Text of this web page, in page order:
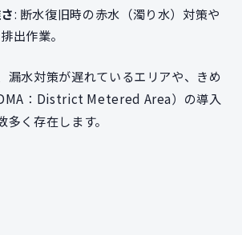
: 断水復旧時の赤水（濁り水）対策や
出作業。
漏水対策が遅れているエリアや、きめ
：District Metered Area）の導入
く存在します。